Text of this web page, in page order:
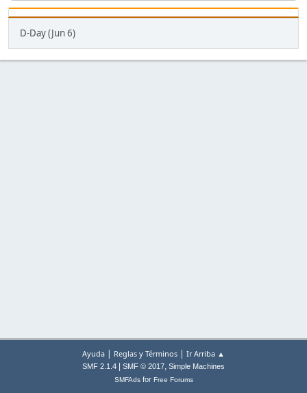
D-Day (Jun 6)
Ayuda | Reglas y Términos | Ir Arriba ▲
SMF 2.1.4 SMF © 2017, Simple Machines
SMFAdsfor Free Forums